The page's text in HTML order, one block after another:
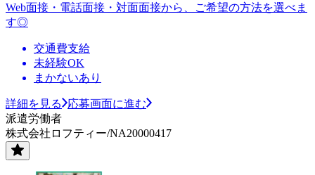
Web面接・電話面接・対面面接から、ご希望の方法を選べま
す◎
交通費支給
未経験OK
まかないあり
詳細を見る
応募画面に進む
派遣労働者
株式会社ロフティー/NA20000417